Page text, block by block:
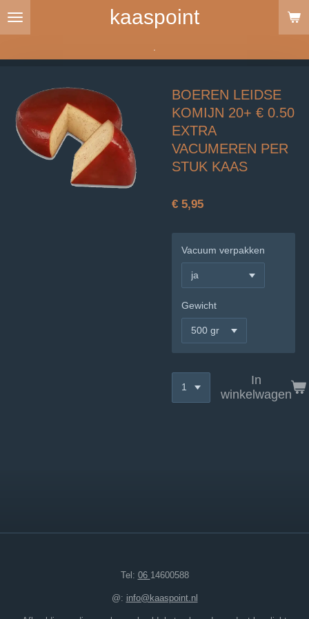
Ga
de
kaaspoint
BOEREN LEIDSE
KOMIJN 20+ € 0.50
EXTRA
VACUMEREN PER
STUK KAAS
€ 5,95
Vacuum verpakken
Gewicht
In
winkelwagen
Tel: 06 14600588
@: info@kaaspoint.nl